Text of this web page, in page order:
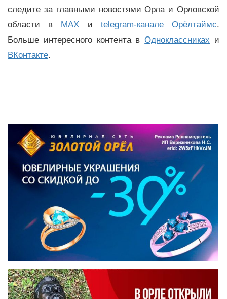
следите за главными новостями Орла и Орловской
области в MAX и telegram-канале Орёлтаймс.
Больше интересного контента вОдноклассниках и
ВКонтакте.